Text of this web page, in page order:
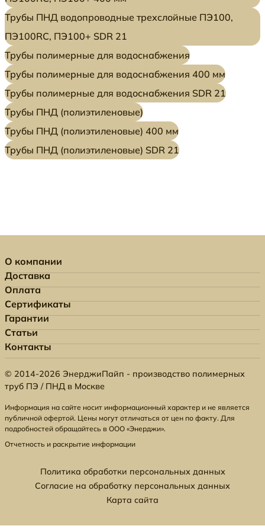
Трубы ПНД водопроводные трехслойные ПЭ100,
ПЭ100RC, ПЭ100+ SDR 21
Трубы полимерные для водоснабжения
Трубы полимерные для водоснабжения 400 мм
Трубы полимерные для водоснабжения SDR 21
Трубы ПНД (полиэтиленовые)
Трубы ПНД (полиэтиленовые) 400 мм
Трубы ПНД (полиэтиленовые) SDR 21
О компании
Доставка
Оплата
Сертификаты
Гарантии
Статьи
Контакты
© 2014-2026 ЭнерджиПайп - производство полимерных
труб ПЭ / ПНД в Москве
Информация на сайте носит информационный характер и не является
публичной офертой. Цены могут отличаться от цен по факту. Для
подробностей обращайтесь в ООО «Энерджи».
Отчетность и раскрытие информации
Политика обработки персональных данных
Согласие на обработку персональных данных
Карта сайта